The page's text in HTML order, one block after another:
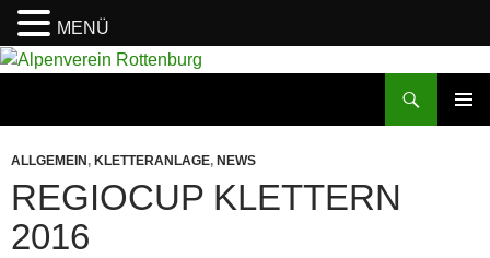
Zum
ALLGEMEIN, KLETTERANLAGE, NEWS
REGIOCUP KLETTERN
2016
MENÜ